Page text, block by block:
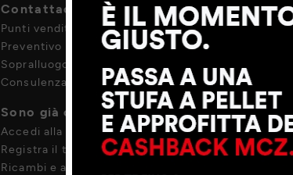
Contattaci
Punti vendita
Preventivo
Sopralluogo
Consulenza
Sono già cliente
Accedi alla tua area
Registra il tuo prodotto
Ricambi e accessori
Career
MCZ Group
Area riservata B2B